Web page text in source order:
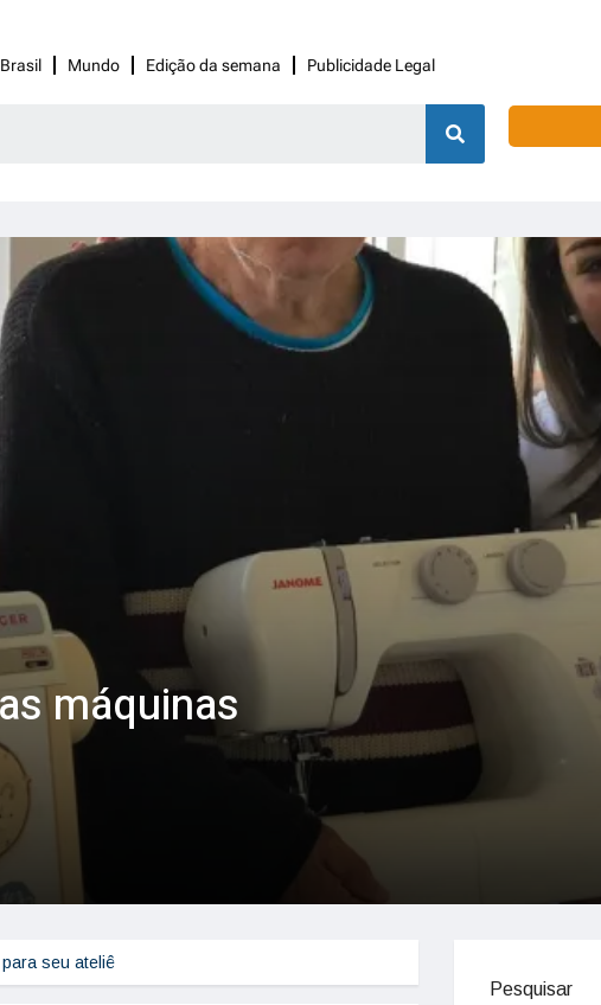
Brasil Mundo Edição da semana Publicidade Legal
máquinas
seu ateliê
Pesquisar